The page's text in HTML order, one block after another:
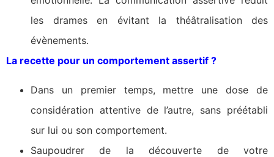
les drames en évitant la théâtralisation des
évènements.
La recette pour un comportement assertif ?
Dans un premier temps, mettre une dose de
considération attentive de l’autre, sans préétabli
sur lui ou son comportement.
Saupoudrer de la découverte de votre